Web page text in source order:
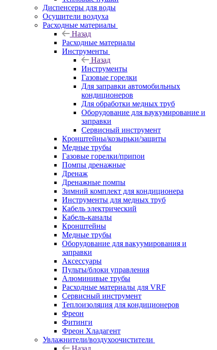
Диспенсеры для воды
Осушители воздуха
Расходные материалы
Назад
Расходные материалы
Инструменты
Назад
Инструменты
Газовые горелки
Для заправки автомобильных
кондиционеров
Для обработки медных труб
Оборудование для ваукумирование и
заправки
Сервисный инструмент
Кронштейны/козырьки/защиты
Медные трубы
Газовые горелки/припои
Помпы дренажные
Дренаж
Дренажные помпы
Зимний комплект для кондиционера
Инструменты для медных труб
Кабель электрический
Кабель-каналы
Кронштейны
Медные трубы
Оборудование для вакуумирования и
заправки
Аксессуары
Пульты/блоки управления
Алюминивые трубы
Расходные материалы для VRF
Сервисный инструмент
Теплоизоляция для кондиционеров
Фреон
Фитинги
Фреон Хладагент
Увлажнители/воздухоочистители
Назад